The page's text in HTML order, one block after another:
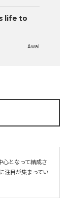
life to
Awai
心となって結成さ
注目が集まってい